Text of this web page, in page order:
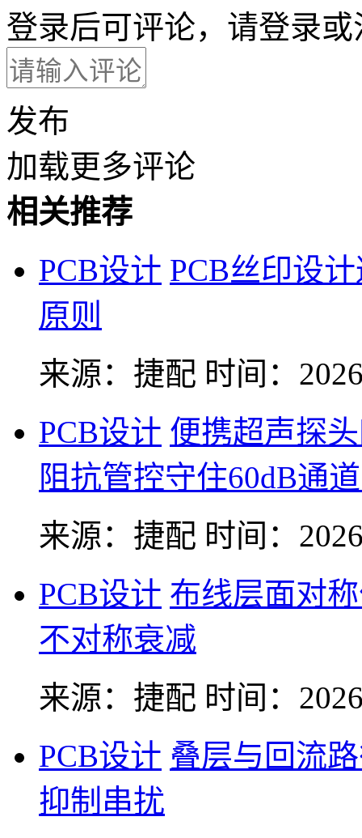
登录后可评论，请登录或
发布
加载更多评论
相关推荐
PCB设计 PCB丝印设
原则
来源：捷配 时间：
PCB设计 便携超声探
阻抗管控守住60dB通
来源：捷配 时间：
PCB设计 布线层面对
不对称衰减
来源：捷配 时间：
PCB设计 叠层与回流
抑制串扰